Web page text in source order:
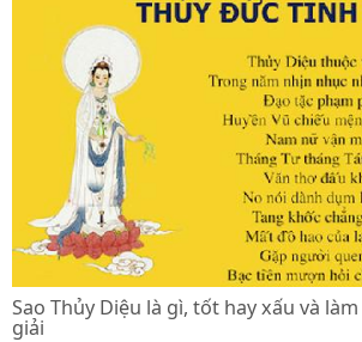
Sao Thủy Diệu là gì, tốt hay xấu và
giải